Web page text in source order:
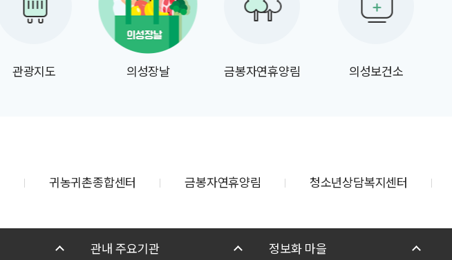
관광지도 의성장날 금봉자연휴양림 의성보건소
귀농귀촌종합센터 금봉자연휴양림 청소년상담복지센터
관내 주요기관 정보화 마을